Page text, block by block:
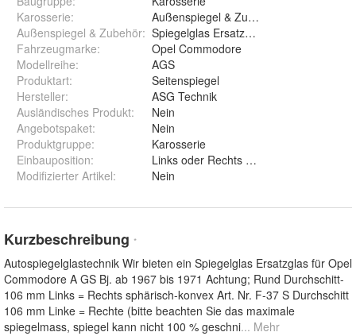
Karosserie:
Außenspiegel & Zubehör
Außenspiegel & Zubehör: Spiegelglas Ersatzglas Aussenspiegel
Fahrzeugmarke:
Opel Commodore
Modellreihe:
AGS
Produktart:
Seitenspiegel
Hersteller:
ASG Technik
Ausländisches Produkt:
Nein
Angebotspaket:
Nein
Produktgruppe:
Karosserie
Einbauposition:
Links oder Rechts sphärisch
Modifizierter Artikel: Nein
Kurzbeschreibung *
Autospiegelglastechnik Wir bieten ein Spiegelglas Ersatzglas für Opel
Commodore A GS Bj. ab 1967 bis 1971 Achtung; Rund Durchschitt-
106 mm Links = Rechts sphärisch-konvex Art. Nr. F-37 S Durchschitt
106 mm Linke = Rechte (bitte beachten Sie das maximale
spiegelmass, spiegel kann nicht 100 % geschni... Mehr